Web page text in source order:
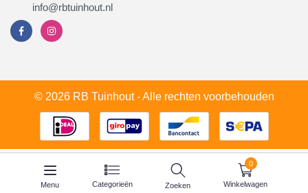
Menu Categorieën Zoeken Winkelwagen
0
info@rbtuinhout.nl
© 2026 RB Tuinhout - Alle rechten voorbehouden